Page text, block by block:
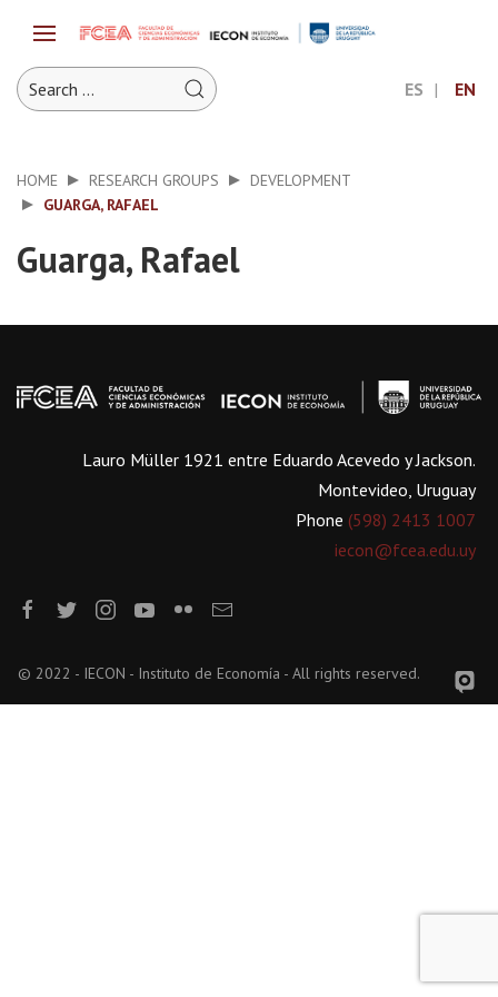
ES EN
HOME RESEARCH GROUPS
DEVELOPMENT
GUARGA, RAFAEL
Guarga, Rafael
Lauro Müller 1921 entre Eduardo Acevedo y Jackson.
Montevideo, Uruguay
Phone (598) 2413 1007
iecon@fcea.edu.uy
© 2022 - IECON - Instituto de Economía - All rights reserved.